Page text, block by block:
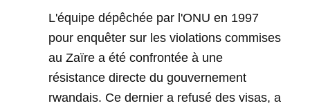
L'équipe dépêchée par l'ONU en 1997
pour enquêter sur les violations commises
au Zaïre a été confrontée à une
résistance directe du gouvernement
rwandais. Ce dernier a refusé des visas, a